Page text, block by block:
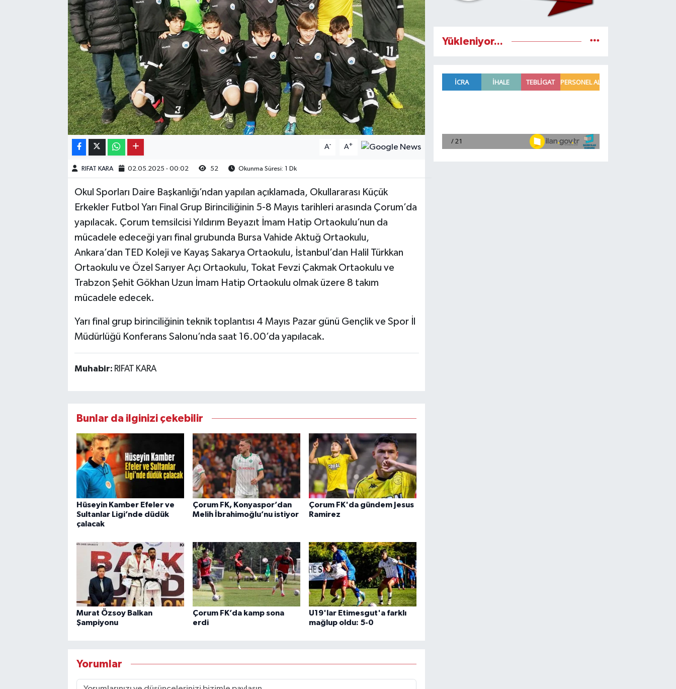
A- A+
RIFAT KARA 02.05.2025 - 00:02 52 Okunma Süresi: 1 Dk
Okul Sporları Daire Başkanlığı’ndan yapılan açıklamada, Okullararası Küçük
Erkekler Futbol Yarı Final Grup Birinciliğinin 5-8 Mayıs tarihleri arasında Çorum’da
yapılacak. Çorum temsilcisi Yıldırım Beyazıt İmam Hatip Ortaokulu’nun da
mücadele edeceği yarı final grubunda Bursa Vahide Aktuğ Ortaokulu,
Ankara’dan TED Koleji ve Kayaş Sakarya Ortaokulu, İstanbul’dan Halil Türkkan
Ortaokulu ve Özel Sarıyer Açı Ortaokulu, Tokat Fevzi Çakmak Ortaokulu ve
Trabzon Şehit Gökhan Uzun İmam Hatip Ortaokulu olmak üzere 8 takım
mücadele edecek.
Yarı final grup birinciliğinin teknik toplantısı 4 Mayıs Pazar günü Gençlik ve Spor İl
Müdürlüğü Konferans Salonu’nda saat 16.00’da yapılacak.
Muhabir: RIFAT KARA
Bunlar da ilginizi çekebilir
Hüseyin Kamber Efeler ve
Sultanlar Ligi’nde düdük
çalacak
Çorum FK, Konyaspor’dan
Melih İbrahimoğlu’nu istiyor
Çorum FK'da gündem Jesus
Ramirez
Murat Özsoy Balkan
Şampiyonu
Çorum FK’da kamp sona
erdi
U19'lar Etimesgut'a farklı
mağlup oldu: 5-0
Yorumlar
Yükleniyor...